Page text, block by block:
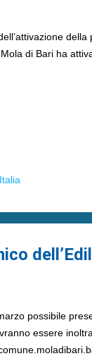
di Bari ha
possibile
essere